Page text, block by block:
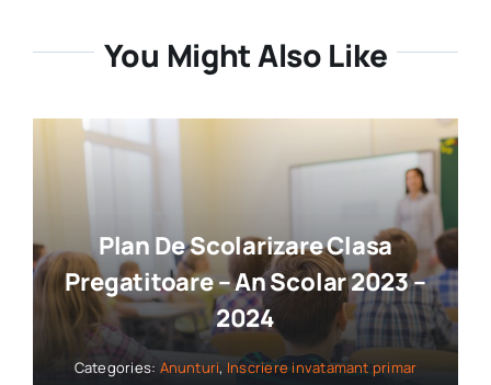
You Might Also Like
Plan De Scolarizare Clasa
Pregatitoare – An Scolar 2023 –
2024
Categories: Anunturi, Inscriere invatamant primar